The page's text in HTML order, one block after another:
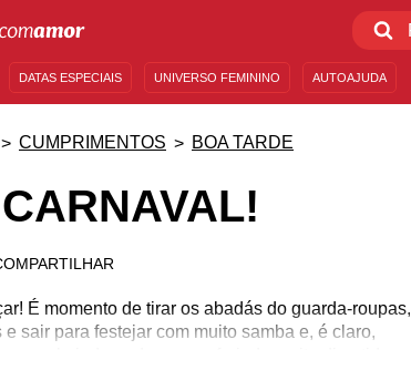
DATAS ESPECIAIS UNIVERSO FEMININO AUTOAJUDA
CUMPRIMENTOS BOA TARDE
É momento de tirar os abadás do guarda-roupas,
sair para festejar com muito samba e, é claro,
ainda pode ser um feriado muito divertido,